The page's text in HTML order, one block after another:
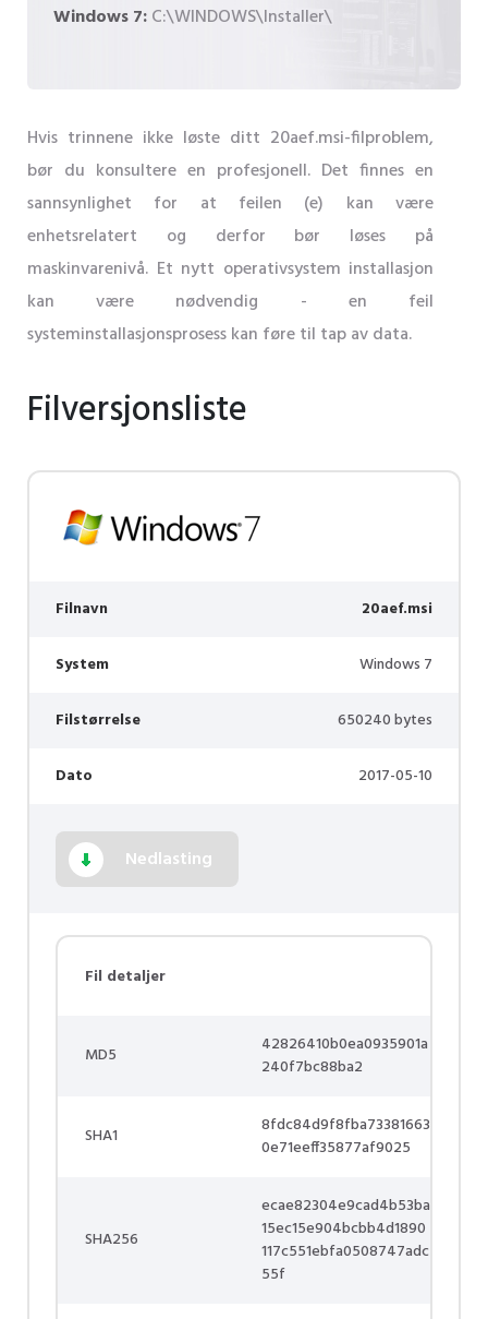
Windows 7:C:\WINDOWS\Installer\
Hvis trinnene ikke løste ditt 20aef.msi-filproblem,
bør du konsultere en profesjonell. Det finnes en
sannsynlighet for at feilen (e) kan være
enhetsrelatert og derfor bør løses på
maskinvarenivå. Et nytt operativsystem installasjon
kan være nødvendig - en feil
systeminstallasjonsprosess kan føre til tap av data.
Filversjonsliste
Filnavn 20aef.msi
System Windows 7
Filstørrelse 650240 bytes
Dato 2017-05-10
Nedlasting
Fil detaljer
MD5
42826410b0ea0935901a
240f7bc88ba2
SHA1
8fdc84d9f8fba73381663
0e71eeff35877af9025
SHA256
ecae82304e9cad4b53ba
15ec15e904bcbb4d1890
117c551ebfa0508747adc
55f